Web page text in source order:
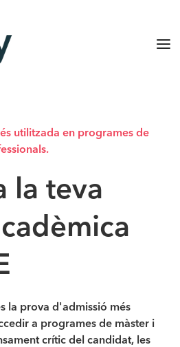
utilitzada en programes de
la teva
la prova d'admissió més
a programes de màster i
crític del candidat, les